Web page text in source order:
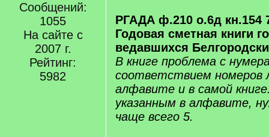
Сообщений:
1055
На сайте с
2007 г.
Рейтинг:
5982
РГАДА ф.210 о.6д кн.154
Годовая сметная книги
ведавшихся
В книге проблема с
соответствием номеров
алфавите и в самой
указанным в алфавите,
чаще всего 5.